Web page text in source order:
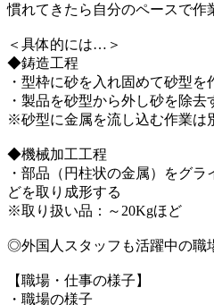
慣れてきたら自分のペースで作
＜具体的には…＞
◆鋳造工程
・型枠に砂を入れ固めて砂型を
・製品を砂型から外し砂を除去
※砂型に金属を流し込む作業は
◆機械加工工程
・部品（円柱状の金属）をグ
どを取り成形する
※取り扱い品：～20Kgほど
◎外国人スタッフも活躍中の職
【職場・仕事の様子】
・職場の様子